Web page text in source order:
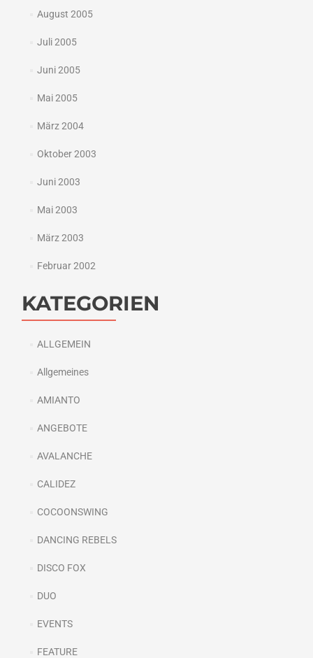
August 2005
Juli 2005
Juni 2005
Mai 2005
März 2004
Oktober 2003
Juni 2003
Mai 2003
März 2003
Februar 2002
KATEGORIEN
ALLGEMEIN
Allgemeines
AMIANTO
ANGEBOTE
AVALANCHE
CALIDEZ
COCOONSWING
DANCING REBELS
DISCO FOX
DUO
EVENTS
FEATURE